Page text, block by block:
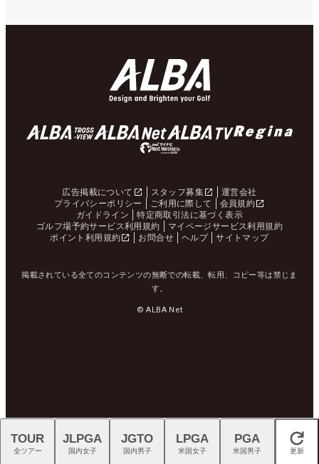
広告掲載について スタッフ募集
運営会社
プライバシーポリシー
ご利用に際して
会員規約
ガイドライン
特定商取引法に基づく表示
ゴルフ場予約サービス利用規約
マイページサービス利用規約
ポイント利用規約
お問合せ ヘルプ サイトマップ
掲載されている全てのコンテンツの無断での転載、転用、コピー等は禁じま
す。
© ALBA Net
閉じる
TOUR
全ツアー
JLPGA
国内女子
JGTO
国内男子
LPGA
米国女子
PGA
米国男子 更新